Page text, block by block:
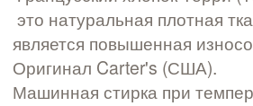
это натуральная плотная
является повышенная
Оригинал Carter's (США).
Машинная стирка при